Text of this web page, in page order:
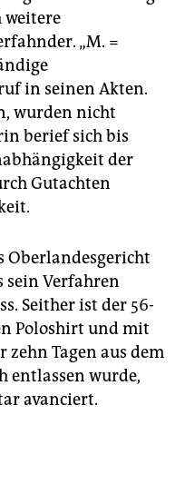
„M. =
in seinen Akten.
wurden nicht
berief sich bis
der
Gutachten
Oberlandesgericht
sein Verfahren
Seither ist der 56-
Poloshirt und mit
Tagen aus dem
entlassen wurde,
avanciert.